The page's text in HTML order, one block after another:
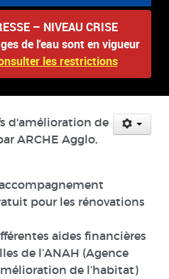
– NIVEAU CRISE
de l'eau sont en vigueur
les restrictions
d'amélioration de
ARCHE Agglo,
pour les rénovations
aides financières
de l’ANAH (Agence
de l’habitat)